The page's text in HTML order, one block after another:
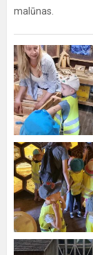
malūnas.